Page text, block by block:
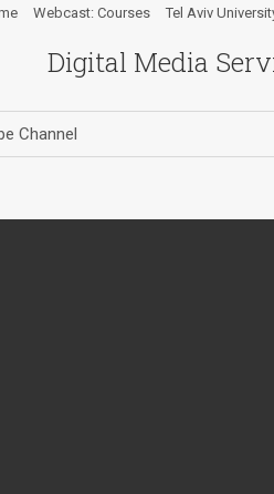
Digital Media
Webcast: Courses Tel Aviv
Channel